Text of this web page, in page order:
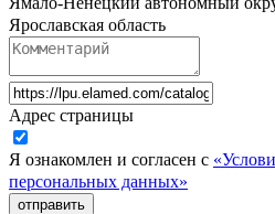
Ярославская область
Адрес страницы
Я ознакомлен и согласен с
персональных данных»
отправить